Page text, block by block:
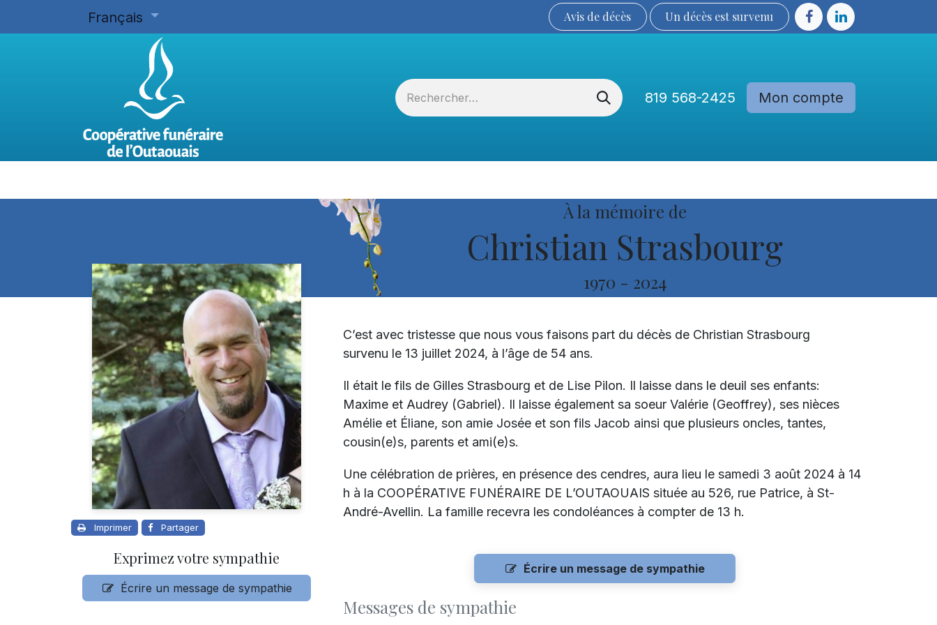
Français Avis de décès Un décès est sur​​​​​​​​ve​nu​​​​​​​​​​
819 568-2425 Mon compte
À la mémoire de
Christian Strasbourg
1970 - 2024
Imprimer Partager
Exprimez votre sympathie
Écrire un message de sympathie
C’est avec tristesse que nous vous faisons part du décès de Christian Strasbourg
survenu le 13 juillet 2024, à l’âge de 54 ans.
Il était le fils de Gilles Strasbourg et de Lise Pilon. Il laisse dans le deuil ses enfants:
Maxime et Audrey (Gabriel). Il laisse également sa soeur Valérie (Geoffrey), ses nièces
Amélie et Éliane, son amie Josée et son fils Jacob ainsi que plusieurs oncles, tantes,
cousin(e)s, parents et ami(e)s.
Une célébration de prières, en présence des cendres, aura lieu le samedi 3 août 2024 à 14
h à la COOPÉRATIVE FUNÉRAIRE DE L’OUTAOUAIS située au 526, rue Patrice, à St-
André-Avellin. La famille recevra les condoléances à compter de 13 h.
Écrire un message de sympathie
Messages de sympathie